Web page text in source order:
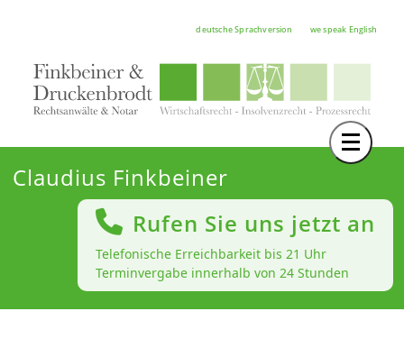
deutsche Sprachversion we speak English
Toggle
TEAM
RECHTSGEBIETE
FORTBILDUNGEN
HOCHSCHULE
Claudius Finkbeiner
Rufen Sie uns jetzt an
Telefonische Erreichbarkeit bis 21 Uhr
Terminvergabe innerhalb von 24 Stunden